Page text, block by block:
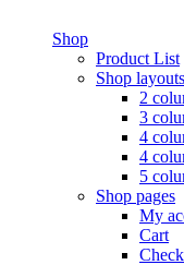
Shop
Product List
Shop layouts
2
3
4
4
5
Shop pages
My
Cart